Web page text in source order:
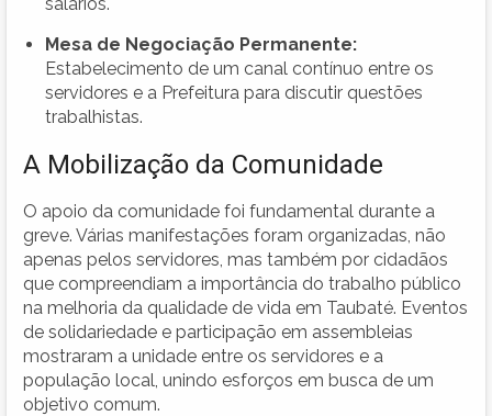
Mesa de Negociação Permanente:
Estabelecimento de um canal contínuo entre os
servidores e a Prefeitura para discutir questões
trabalhistas.
A Mobilização da Comunidade
O apoio da comunidade foi fundamental durante a
greve. Várias manifestações foram organizadas, não
apenas pelos servidores, mas também por cidadãos
que compreendiam a importância do trabalho público
na melhoria da qualidade de vida em Taubaté. Eventos
de solidariedade e participação em assembleias
mostraram a unidade entre os servidores e a
população local, unindo esforços em busca de um
objetivo comum.